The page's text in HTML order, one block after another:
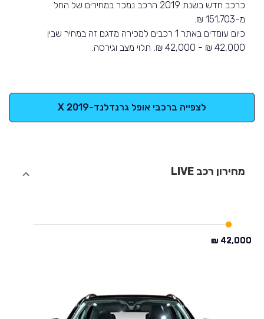
כרכב חדש בשנת 2019 הרכב נמכר במחירים של החל
מ-151,703 ₪.
כיום עומדים באתר 1 רכבים למכירה מדגם זה במחיר שבין
42,000 ₪ - 42,000 ₪, תלוי מצב וגירסה.
לצפייה ברכבי אופל גרנדלנד-X 2019
מחירון רכב LIVE